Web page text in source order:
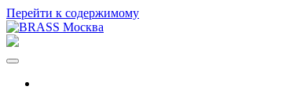
Перейти к содержимому